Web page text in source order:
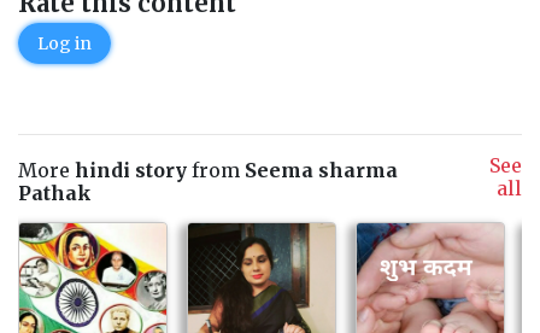
Log in
More hindi story from Seema sharma
Pathak
See
all